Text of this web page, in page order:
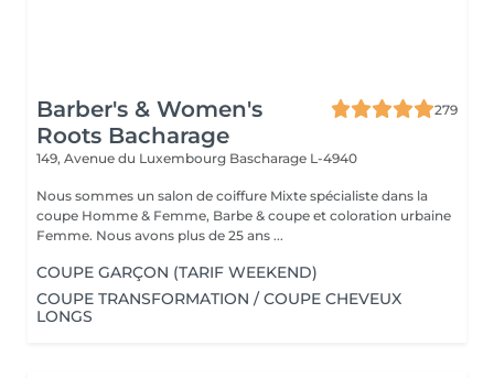
Barber's & Women's
Roots Bacharage
279
149, Avenue du Luxembourg Bascharage L-4940
Nous sommes un salon de coiffure Mixte spécialiste dans la
coupe Homme & Femme, Barbe & coupe et coloration urbaine
Femme. Nous avons plus de 25 ans ...
COUPE GARÇON (TARIF WEEKEND)
COUPE TRANSFORMATION / COUPE CHEVEUX
LONGS